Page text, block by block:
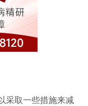
取一些措施来减